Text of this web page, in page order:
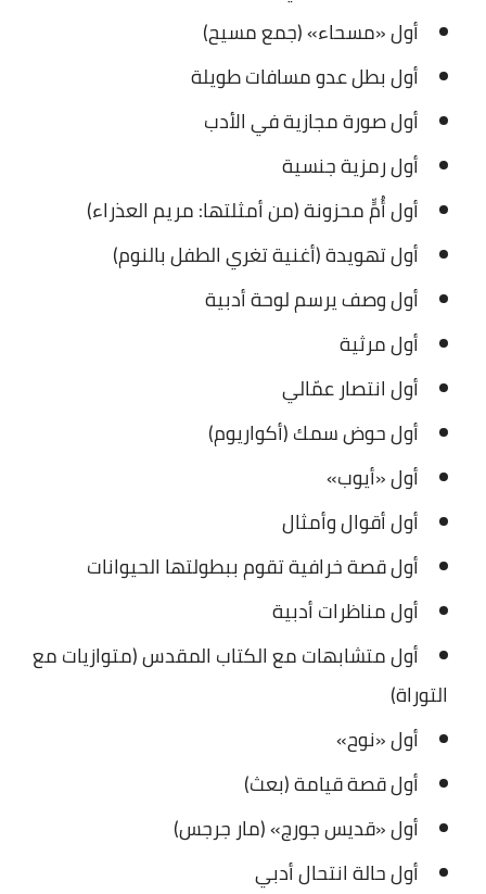
أول «مسحاء» (جمع مسيح)
أول بطل عدو مسافات طويلة
أول صورة مجازية في الأدب
أول رمزية جنسية
أول أُمٍّ محزونة (من أمثلتها: مريم العذراء)
أول تهويدة (أغنية تغري الطفل بالنوم)
أول وصف يرسم لوحة أدبية
أول مرثية
أول انتصار عمّالي
أول حوض سمك (أكواريوم)
أول «أيوب»
أول أقوال وأمثال
أول قصة خرافية تقوم ببطولتها الحيوانات
أول مناظرات أدبية
أول متشابهات مع الكتاب المقدس (متوازيات مع
التوراة)
أول «نوح»
أول قصة قيامة (بعث)
أول «قديس جورج» (مار جرجس)
أول حالة انتحال أدبي